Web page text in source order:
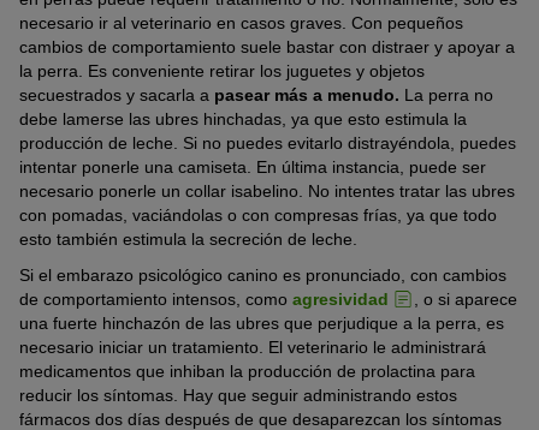
necesario ir al veterinario en casos graves. Con pequeños
cambios de comportamiento suele bastar con distraer y apoyar a
la perra. Es conveniente retirar los juguetes y objetos
secuestrados y sacarla a pasear más a menudo. La perra no
debe lamerse las ubres hinchadas, ya que esto estimula la
producción de leche. Si no puedes evitarlo distrayéndola, puedes
intentar ponerle una camiseta. En última instancia, puede ser
necesario ponerle un collar isabelino. No intentes tratar las ubres
con pomadas, vaciándolas o con compresas frías, ya que todo
esto también estimula la secreción de leche.
Si el embarazo psicológico canino es pronunciado, con cambios
de comportamiento intensos, como agresividad
, o si aparece
una fuerte hinchazón de las ubres que perjudique a la perra, es
necesario iniciar un tratamiento. El veterinario le administrará
medicamentos que inhiban la producción de prolactina para
reducir los síntomas. Hay que seguir administrando estos
fármacos dos días después de que desaparezcan los síntomas